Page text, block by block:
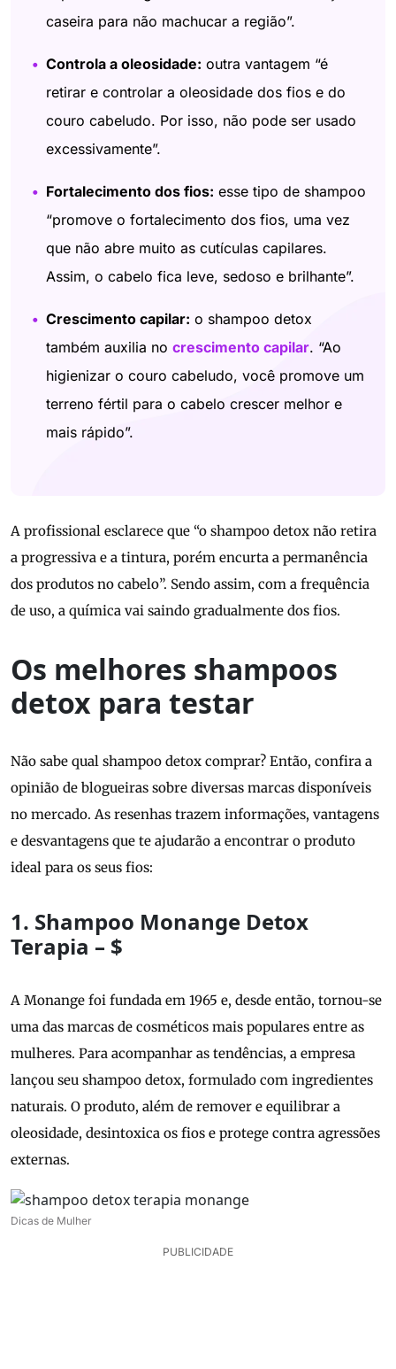
caseira para não machucar a região”.
Controla a oleosidade: outra vantagem “é
retirar e controlar a oleosidade dos fios e do
couro cabeludo. Por isso, não pode ser usado
excessivamente”.
Fortalecimento dos fios: esse tipo de shampoo
“promove o fortalecimento dos fios, uma vez
que não abre muito as cutículas capilares.
Assim, o cabelo fica leve, sedoso e brilhante”.
Crescimento capilar: o shampoo detox
também auxilia no crescimento capilar. “Ao
higienizar o couro cabeludo, você promove um
terreno fértil para o cabelo crescer melhor e
mais rápido”.
A profissional esclarece que “o shampoo detox não retira
a progressiva e a tintura, porém encurta a permanência
dos produtos no cabelo”. Sendo assim, com a frequência
de uso, a química vai saindo gradualmente dos fios.
Os melhores shampoos
detox para testar
Não sabe qual shampoo detox comprar? Então, confira a
opinião de blogueiras sobre diversas marcas disponíveis
no mercado. As resenhas trazem informações, vantagens
e desvantagens que te ajudarão a encontrar o produto
ideal para os seus fios:
1. Shampoo Monange Detox
Terapia – $
A Monange foi fundada em 1965 e, desde então, tornou-se
uma das marcas de cosméticos mais populares entre as
mulheres. Para acompanhar as tendências, a empresa
lançou seu shampoo detox, formulado com ingredientes
naturais. O produto, além de remover e equilibrar a
oleosidade, desintoxica os fios e protege contra agressões
externas.
Dicas de Mulher
PUBLICIDADE